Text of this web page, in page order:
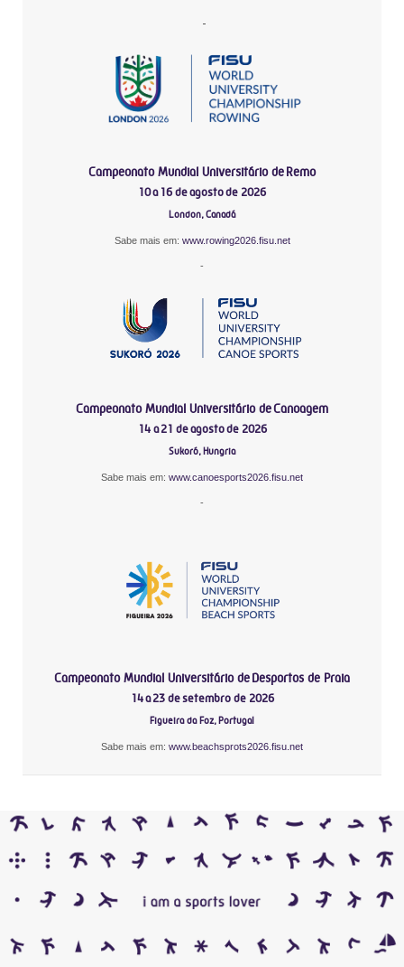
-
Campeonato Mundial Universitário de Remo
10 a 16 de agosto de 2026
London, Canadá
Sabe mais em: www.rowing2026.fisu.net
-
Campeonato Mundial Universitário de Canoagem
14 a 21 de agosto de 2026
Sukoró, Hungria
Sabe mais em: www.canoesports2026.fisu.net
-
Campeonato Mundial Universitário de Desportos de Praia
14 a 23 de setembro de 2026
Figueira da Foz, Portugal
Sabe mais em: www.beachsprots2026.fisu.net